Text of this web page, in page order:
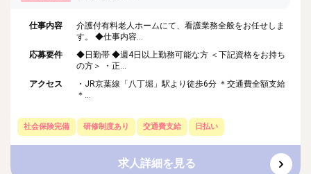
仕事内容
介護付有料老人ホームにて、看護業務全般をお任せしま
す。 ◆仕事内容...
応募要件
◆日勤帯 ◆週4日以上勤務可能な方 ＜下記資格をお持ち
の方＞ ・正...
アクセス
・JR京葉線「八丁堀」駅より徒歩6分 ＊交通費全額支給
＊...
社会保険完備 研修制度あり 交通費支給 日払い
求人詳細を見る